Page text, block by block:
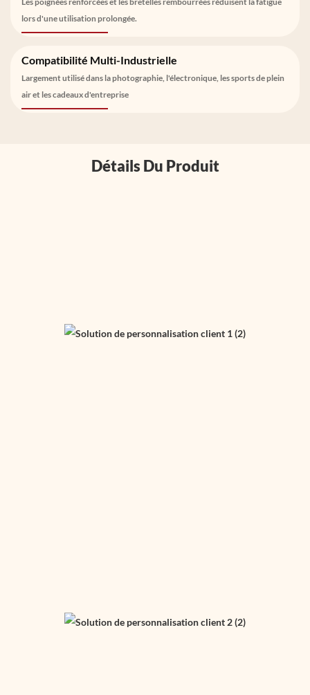
lors d'une utilisation prolongée.
Compatibilité Multi-Industrielle
Largement utilisé dans la photographie, l'électronique, les sports de plein
air et les cadeaux d'entreprise
Détails Du Produit